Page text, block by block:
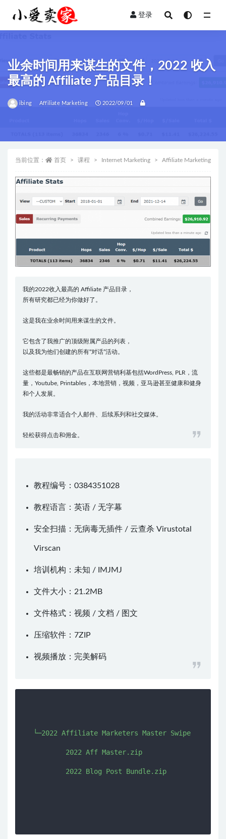
登录
业余时间用来谋生的文件，2022 收入
最高的 Affiliate 产品目录！
ibing Affiliate Marketing 2022/09/01
当前位置： 首页 课程 Internet Marketing Affiliate Marketing
我的2022收入最高的 Affiliate 产品目录，
所有研究都已经为你做好了。
这是我在业余时间用来谋生的文件。
它包含了我推广的顶级附属产品的列表，
以及我为他们创建的所有“对话”活动。
这些都是最畅销的产品在互联网营销利基包括WordPress, PLR，流
量，Youtube, Printables，本地营销，视频，亚马逊甚至健康和健身
和个人发展。
我的活动非常适合个人邮件、后续系列和社交媒体。
轻松获得点击和佣金。
教程编号：0384351028
教程语言：英语 / 无字幕
安全扫描：无病毒无插件 / 云查杀 Virustotal
Virscan
培训机构：未知 / IMJMJ
文件大小：21.2MB
文件格式：视频 / 文档 / 图文
压缩软件： 7ZIP
视频播放： 完美解码
  └─2022 Affiliate Marketers Master Swipe
          2022 Aff Master.zip
          2022 Blog Post Bundle.zip